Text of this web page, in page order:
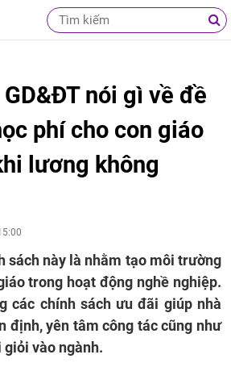
nói gì về đề
phí cho con giáo
lương không
sách này là nhằm tạo môi trường
trong hoạt động nghề nghiệp.
các chính sách ưu đãi giúp nhà
định, yên tâm công tác cũng như
vào ngành.